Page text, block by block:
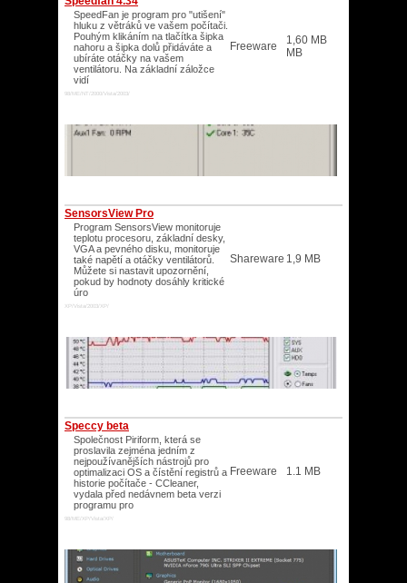
SpeedFan je program pro "utišení"
hluku z větráků ve vašem počítači.
Pouhým klikáním na tlačítka šipka
nahoru a šipka dolů přidáváte a
ubíráte otáčky na vašem
ventilátoru. Na základní záložce
vidí
98/ME/NT/2000/Vista/2003/
Freeware
1,60 MB
MB
SensorsView Pro
Program SensorsView monitoruje
teplotu procesoru, základní desky,
VGA a pevného disku, monitoruje
také napětí a otáčky ventilátorů.
Můžete si nastavit upozornění,
pokud by hodnoty dosáhly kritické
úro
XP/Vista/2003/XP/
Shareware 1,9 MB
Speccy beta
Společnost Piriform, která se
proslavila zejména jedním z
nejpoužívanějších nástrojů pro
optimalizaci OS a čístění registrů a
historie počítače - CCleaner,
vydala před nedávnem beta verzi
programu pro
98/ME/XP/Vista/XP/
Freeware 1.1 MB